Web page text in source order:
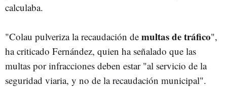
calculaba.
"Colau pulveriza la recaudación de multas de tráfico",
ha criticado Fernández, quien ha señalado que las
multas por infracciones deben estar "al servicio de la
seguridad viaria, y no de la recaudación municipal".